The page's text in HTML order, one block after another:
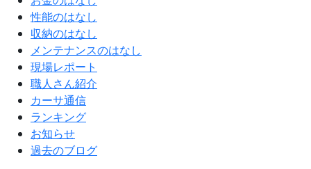
性能のはなし
収納のはなし
メンテナンスのはなし
現場レポート
職人さん紹介
カーサ通信
ランキング
お知らせ
過去のブログ